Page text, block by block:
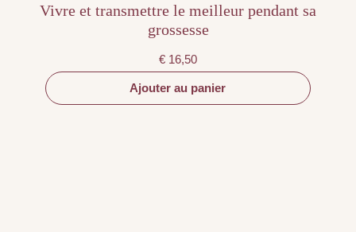
Vivre et transmettre le meilleur pendant sa
grossesse
€ 16,50
Ajouter au panier